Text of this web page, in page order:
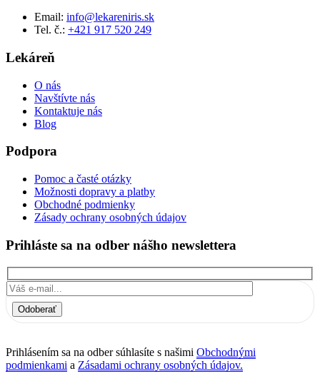
Email: info@lekareniris.sk
Tel. č.: +421 917 520 249
Lekáreň
O nás
Navštívte nás
Kontaktuje nás
Blog
Podpora
Pomoc a časté otázky
Možnosti dopravy a platby
Obchodné podmienky
Zásady ochrany osobných údajov
Prihláste sa na odber nášho newslettera
Odoberať
Prihlásením sa na odber súhlasíte s našimi Obchodnými
podmienkami a Zásadami ochrany osobných údajov.